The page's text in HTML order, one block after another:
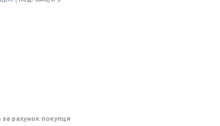
за рахунок покупця